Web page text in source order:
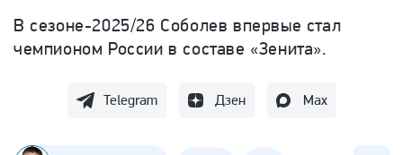
В сезоне-2025/26 Соболев впервые стал
чемпионом России в составе «Зенита».
Telegram Дзен Max